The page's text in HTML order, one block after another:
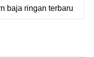
baja ringan terbaru